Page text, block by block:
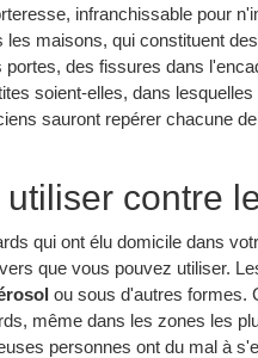
infranchissable pour
les maisons, qui constituent
des fissures dans
soient-elles, dans
sauront repérer chacune
contre
qui ont élu domicile dans
que vous pouvez utiliser.
ou sous d'autres formes.
même dans les zones les
personnes ont du mal à